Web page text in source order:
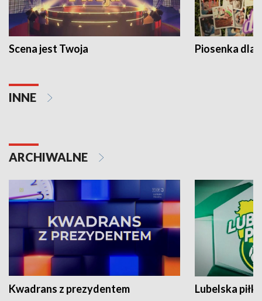
Scena jest Twoja Piosenka dla
INNE
ARCHIWALNE
Kwadrans z prezydentem Lubelska piłka